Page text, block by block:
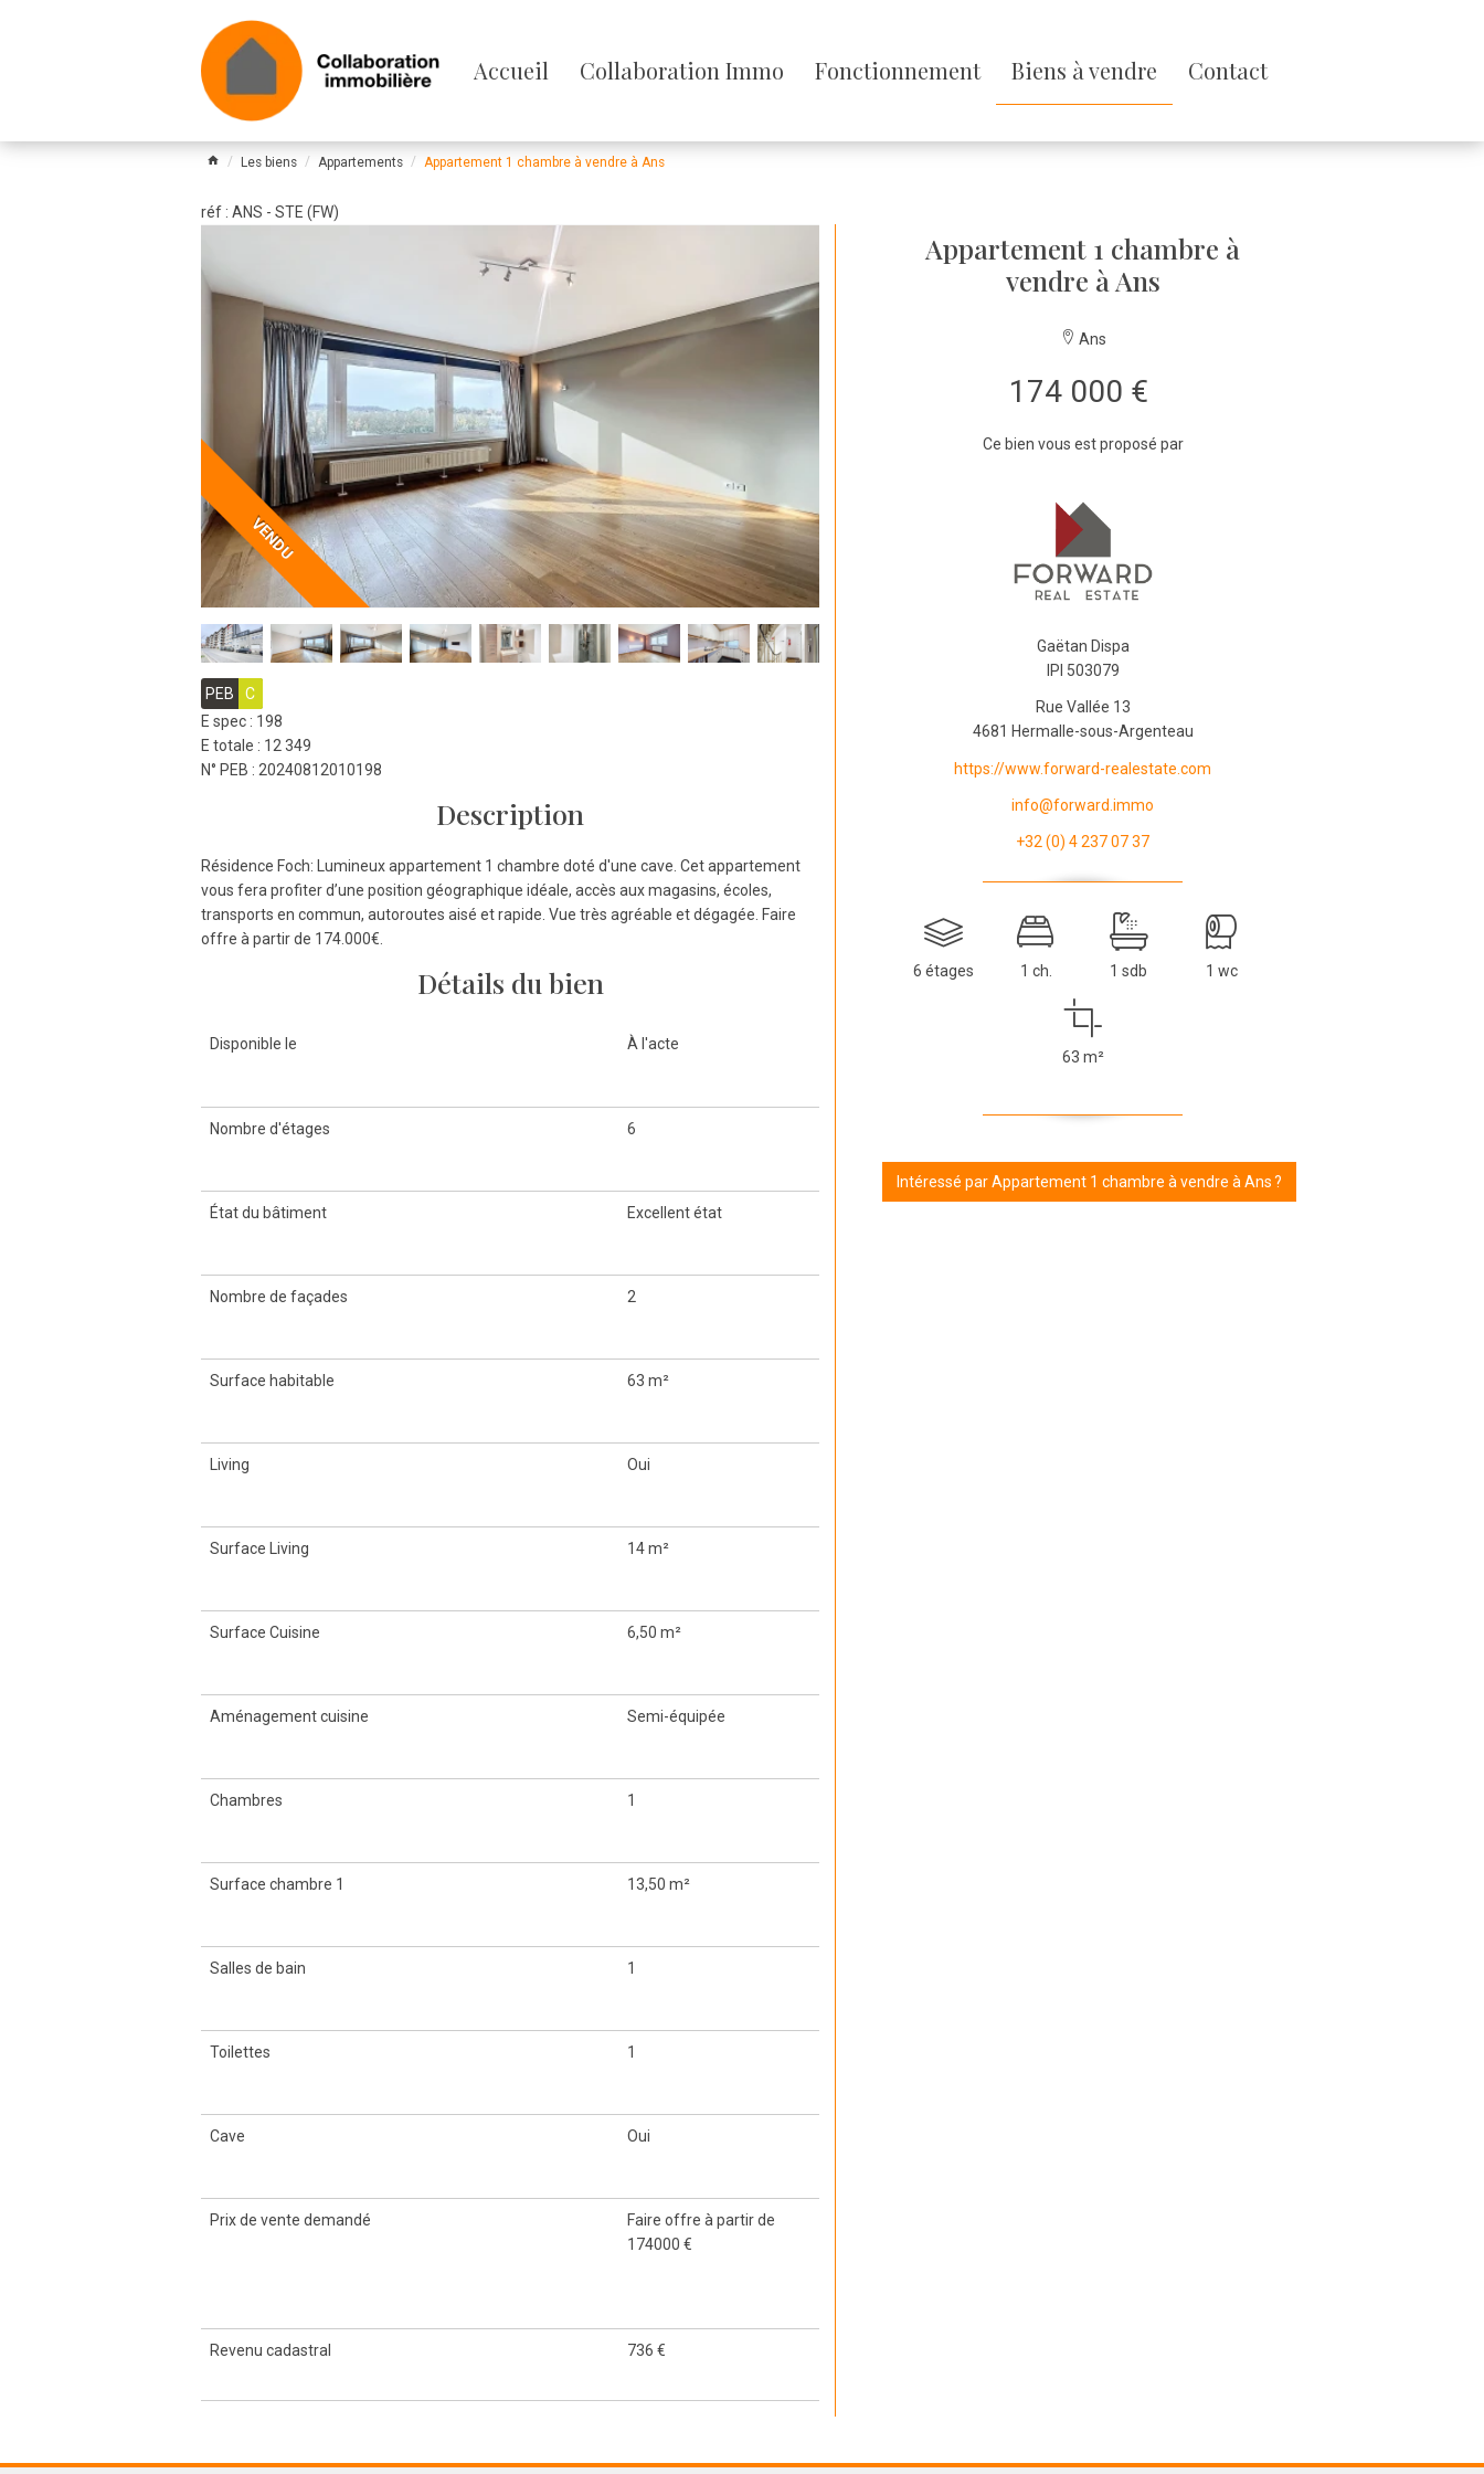
Passer
menu
Accueil Collaboration Immo Fonctionnement Biens à vendre Contact
Les biens Appartements Appartement 1 chambre à vendre à Ans
réf : ANS - STE (FW)
VENDU
PEB
C
E spec : 198
E totale : 12 349
N° PEB : 20240812010198
Description
Résidence Foch: Lumineux appartement 1 chambre doté d'une cave. Cet appartement
vous fera profiter d’une position géographique idéale, accès aux magasins, écoles,
transports en commun, autoroutes aisé et rapide. Vue très agréable et dégagée. Faire
offre à partir de 174.000€.
Détails du bien
Disponible le À l'acte
Nombre d'étages 6
État du bâtiment Excellent état
Nombre de façades 2
Surface habitable 63 m²
Living Oui
Surface Living 14 m²
Surface Cuisine 6,50 m²
Aménagement cuisine Semi-équipée
Chambres 1
Surface chambre 1 13,50 m²
Salles de bain 1
Toilettes 1
Cave Oui
Prix de vente demandé
Faire offre à partir de
174000 €
Revenu cadastral 736 €
Appartement 1 chambre à
vendre à Ans
Ans
174 000 €
Ce bien vous est proposé par
Gaëtan Dispa
IPI 503079
Rue Vallée 13
4681 Hermalle-sous-Argenteau
https://www.forward-realestate.com
info@forward.immo
+32 (0) 4 237 07 37
6 étages 1 ch. 1 sdb 1 wc
63 m²
Intéressé par Appartement 1 chambre à vendre à Ans ?